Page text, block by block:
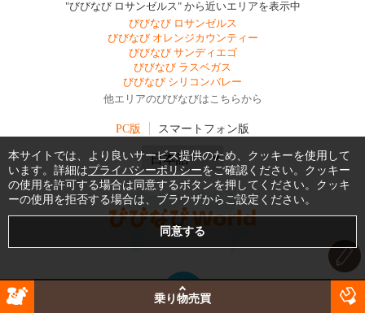
"びびなび ロサンゼルス" から近いエリアを表示中
びびなび ロサンゼルス
びびなび オレンジカウンティー
びびなび サンディエゴ
びびなび ラスベガス
びびなび シリコンバレー
他エリアのびびなびはこちらから
PC版 スマートフォン版
乗り物売買
本サイトでは、より良いサービス提供のため、クッキーを使用して
います。詳細はプライバシーポリシーをご確認ください。クッキー
の使用を許可する場合は同意するボタンを押してください。クッキ
ーの使用を拒否する場合は、ブラウザからご設定ください。